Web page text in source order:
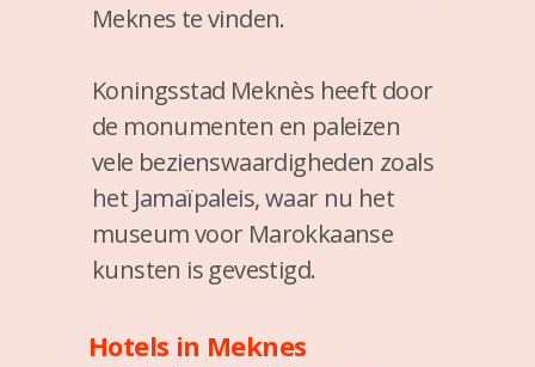
Meknes te vinden.
Koningsstad Meknès heeft door
de monumenten en paleizen
vele bezienswaardigheden zoals
het Jamaïpaleis, waar nu het
museum voor Marokkaanse
kunsten is gevestigd.
Hotels in Meknes